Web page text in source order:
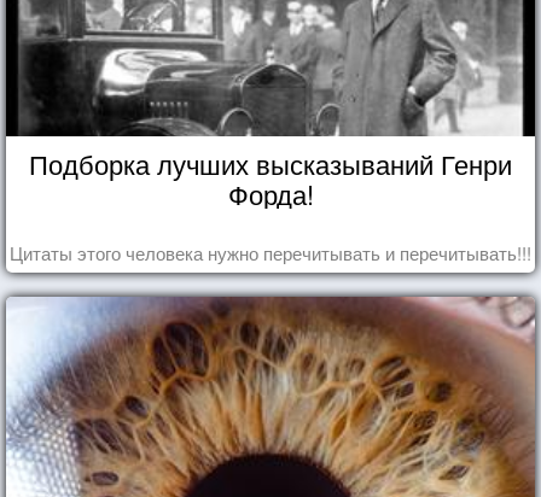
Подборка лучших высказываний Генри
Форда!
Цитаты этого человека нужно перечитывать и перечитывать!!!